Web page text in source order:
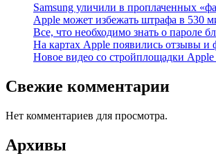
Samsung уличили в проплаченных
Apple может избежать штрафа в 530
Все, что необходимо знать о пароле
На картах Apple появились отзывы
Новое видео со стройплощадки Apple
Свежие комментарии
Нет комментариев для просмотра.
Архивы